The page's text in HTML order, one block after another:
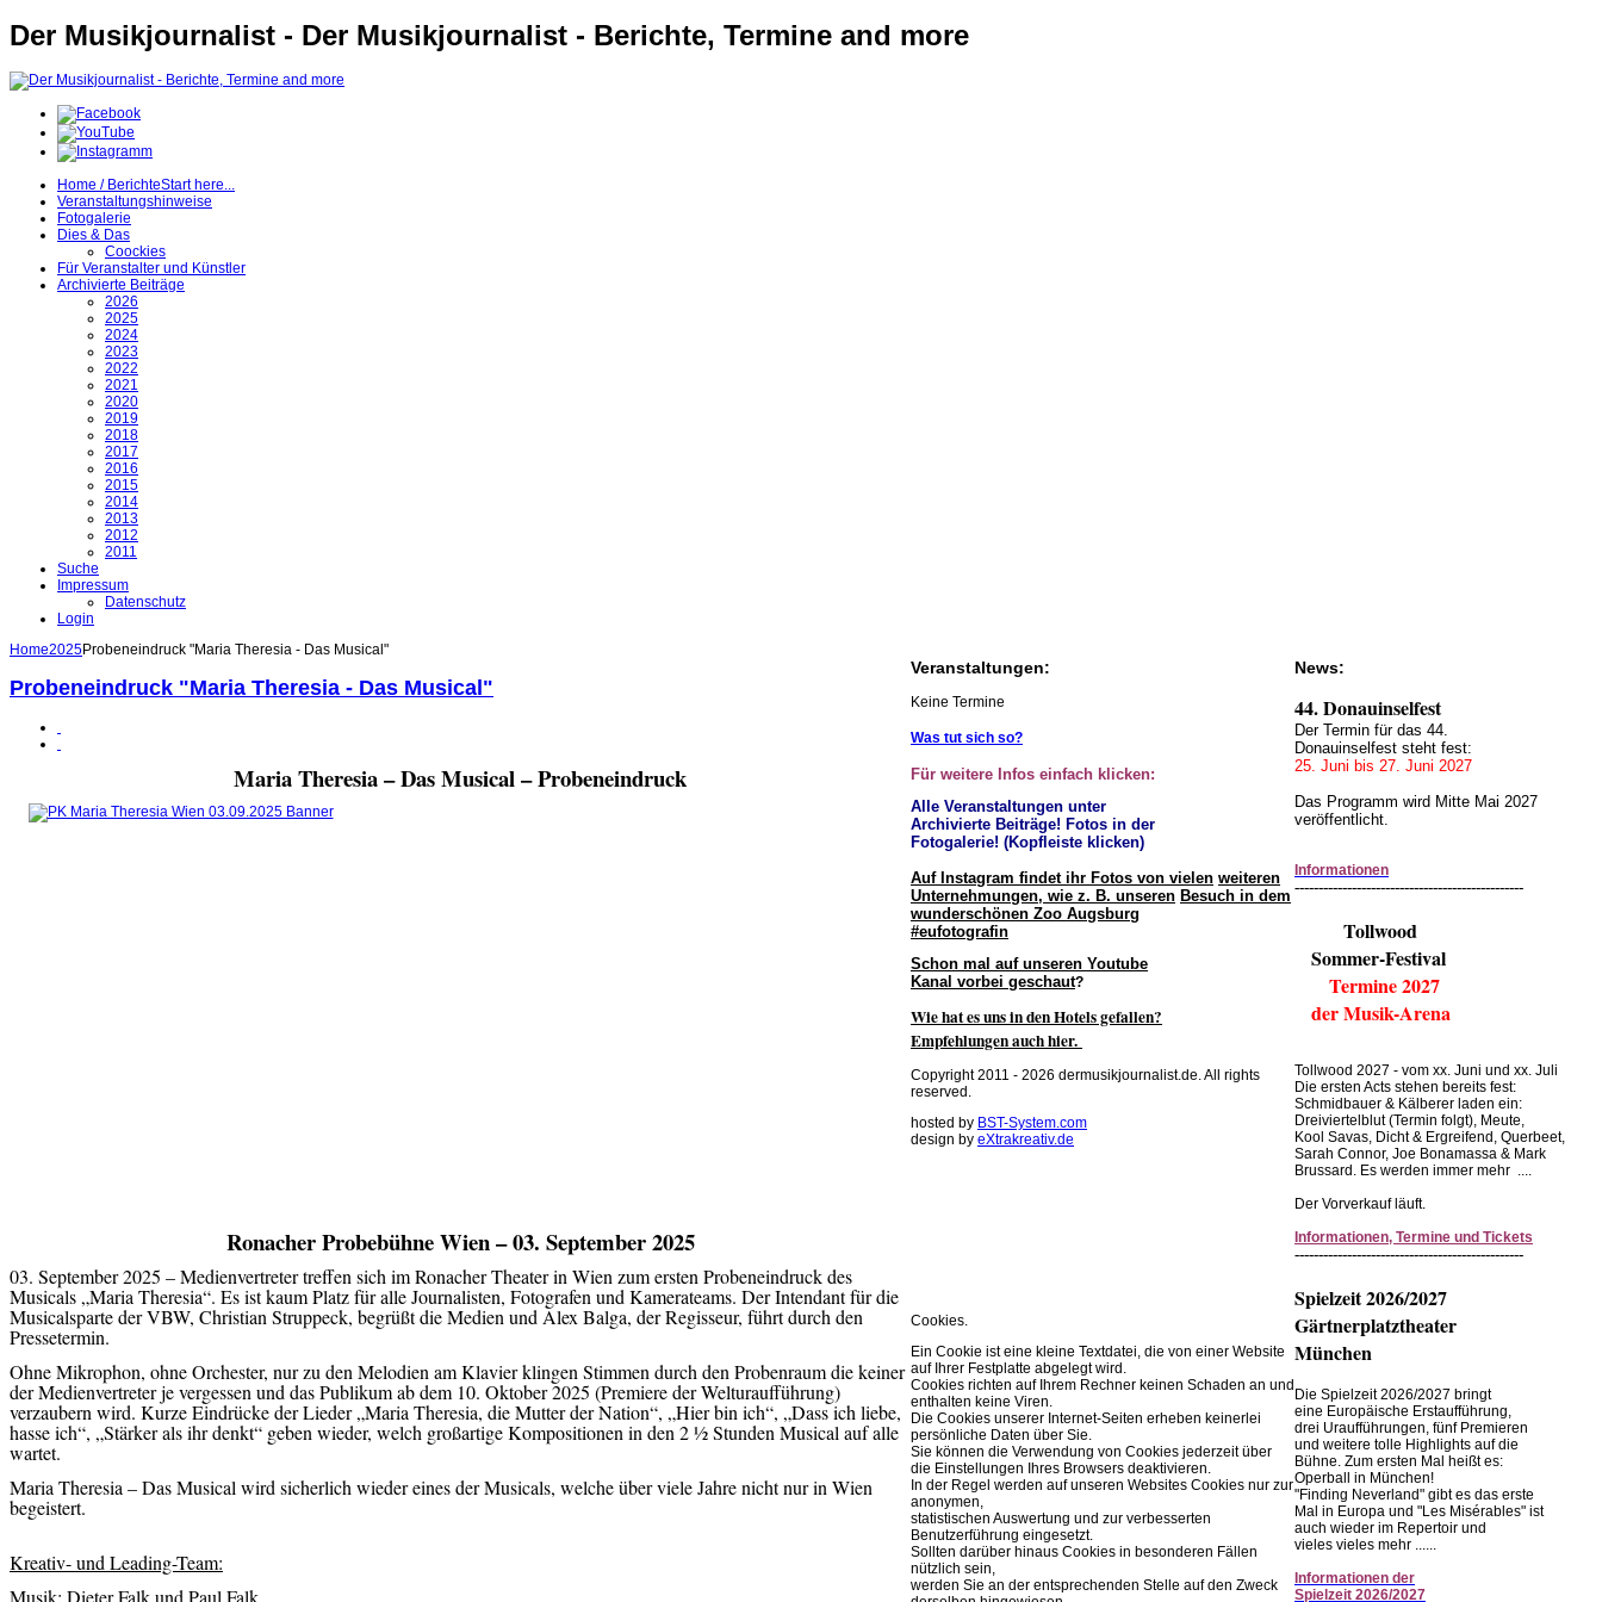
Der Musikjournalist - Der Musikjournalist - Berichte, Termine and more
Home / BerichteStart here...
Veranstaltungshinweise
Fotogalerie
Dies & Das
Coockies
Für Veranstalter und Künstler
Archivierte Beiträge
2026
2025
2024
2023
2022
2021
2020
2019
2018
2017
2016
2015
2014
2013
2012
2011
Suche
Impressum
Datenschutz
Login
Home2025Probeneindruck "Maria Theresia - Das Musical"
Probeneindruck "Maria Theresia - Das Musical"
Maria Theresia – Das Musical – Probeneindruck
Ronacher Probebühne Wien – 03. September 2025
03. September 2025 – Medienvertreter treffen sich im Ronacher Theater in Wien zum ersten Probeneindruck des
Musicals „Maria Theresia“. Es ist kaum Platz für alle Journalisten, Fotografen und Kamerateams. Der Intendant für die
Musicalsparte der VBW, Christian Struppeck, begrüßt die Medien und Alex Balga, der Regisseur, führt durch den
Pressetermin.
Ohne Mikrophon, ohne Orchester, nur zu den Melodien am Klavier klingen Stimmen durch den Probenraum die keiner
der Medienvertreter je vergessen und das Publikum ab dem 10. Oktober 2025 (Premiere der Welturaufführung)
verzaubern wird. Kurze Eindrücke der Lieder „Maria Theresia, die Mutter der Nation“, „Hier bin ich“, „Dass ich liebe,
hasse ich“, „Stärker als ihr denkt“ geben wieder, welch großartige Kompositionen in den 2 ½ Stunden Musical auf alle
wartet.
Maria Theresia – Das Musical wird sicherlich wieder eines der Musicals, welche über viele Jahre nicht nur in Wien
begeistert.
Kreativ- und Leading-Team:
Musik: Dieter Falk und Paul Falk
Veranstaltungen:
Keine Termine
Was tut sich so?
Für weitere Infos einfach klicken:
Alle Veranstaltungen unter
Archivierte Beiträge! Fotos in der
Fotogalerie! (Kopfleiste klicken)
Auf Instagram findet ihr Fotos von vielen weiteren
Unternehmungen, wie z. B. unseren Besuch in dem
wunderschönen Zoo Augsburg
#eufotografin
Schon mal auf unseren Youtube
Kanal vorbei geschaut?
Wie hat es uns in den Hotels gefallen?
Empfehlungen auch hier.
News:
44. Donauinselfest
Der Termin für das 44.
Donauinselfest steht fest:
25. Juni bis 27. Juni 2027
Das Programm wird Mitte Mai 2027
veröffentlicht.
Informationen
------------------------------------------------
Tollwood
Sommer-Festival
Termine 2027
der Musik-Arena
Tollwood 2027 - vom xx. Juni und xx. Juli
Die ersten Acts stehen bereits fest:
Schmidbauer & Kälberer laden ein:
Dreiviertelblut (Termin folgt), Meute,
Kool Savas, Dicht & Ergreifend, Querbeet,
Sarah Connor, Joe Bonamassa & Mark
Brussard. Es werden immer mehr ....
Der Vorverkauf läuft.
Informationen, Termine und Tickets
------------------------------------------------
Spielzeit 2026/2027
Gärtnerplatztheater
München
Die Spielzeit 2026/2027 bringt
eine Europäische Erstaufführung,
drei Uraufführungen, fünf Premieren
und weitere tolle Highlights auf die
Bühne. Zum ersten Mal heißt es:
Operball in München!
"Finding Neverland" gibt es das erste
Mal in Europa und "Les Misérables" ist
auch wieder im Repertoir und
vieles vieles mehr ......
Informationen der
Spielzeit 2026/2027
Copyright 2011 - 2026 dermusikjournalist.de. All rights
reserved.
hosted by BST-System.com
design by eXtrakreativ.de
Cookies.
Ein Cookie ist eine kleine Textdatei, die von einer Website
auf Ihrer Festplatte abgelegt wird.
Cookies richten auf Ihrem Rechner keinen Schaden an und
enthalten keine Viren.
Die Cookies unserer Internet-Seiten erheben keinerlei
persönliche Daten über Sie.
Sie können die Verwendung von Cookies jederzeit über
die Einstellungen Ihres Browsers deaktivieren.
In der Regel werden auf unseren Websites Cookies nur zur
anonymen,
statistischen Auswertung und zur verbesserten
Benutzerführung eingesetzt.
Sollten darüber hinaus Cookies in besonderen Fällen
nützlich sein,
werden Sie an der entsprechenden Stelle auf den Zweck